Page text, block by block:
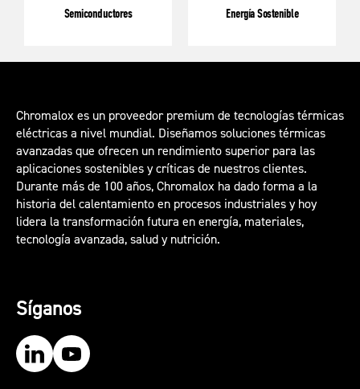
Semiconductores Energía Sostenible
Chromalox es un proveedor premium de tecnologías térmicas
eléctricas a nivel mundial. Diseñamos soluciones térmicas
avanzadas que ofrecen un rendimiento superior para las
aplicaciones sostenibles y críticas de nuestros clientes.
Durante más de 100 años, Chromalox ha dado forma a la
historia del calentamiento en procesos industriales y hoy
lidera la transformación futura en energía, materiales,
tecnología avanzada, salud y nutrición.
Síganos
Our LinkedIn Our YouTube